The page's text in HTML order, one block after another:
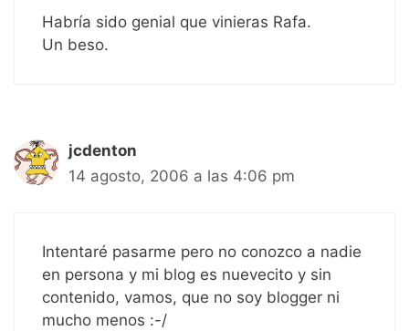
Habría sido genial que vinieras Rafa.
Un beso.
jcdenton
14 agosto, 2006 a las 4:06 pm
Intentaré pasarme pero no conozco a nadie
en persona y mi blog es nuevecito y sin
contenido, vamos, que no soy blogger ni
mucho menos :-/